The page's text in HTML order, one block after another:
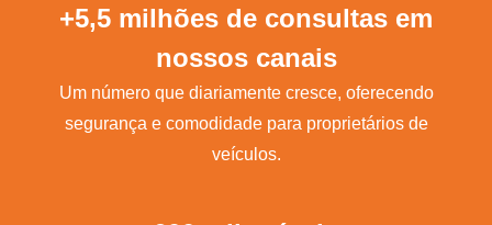
+5,5 milhões de consultas em
nossos canais
Um número que diariamente cresce, oferecendo
segurança e comodidade para proprietários de
veículos.